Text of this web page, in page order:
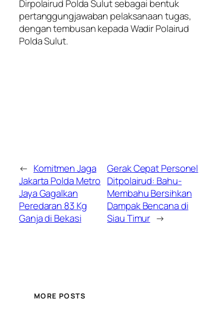
Dirpolairud Polda Sulut sebagai bentuk
pertanggungjawaban pelaksanaan tugas,
dengan tembusan kepada Wadir Polairud
Polda Sulut.
← Komitmen Jaga
Jakarta Polda Metro
Jaya Gagalkan
Peredaran 83 Kg
Ganja di Bekasi
Gerak Cepat Personel
Ditpolairud: Bahu-
Membahu Bersihkan
Dampak Bencana di
Siau Timur →
MORE POSTS